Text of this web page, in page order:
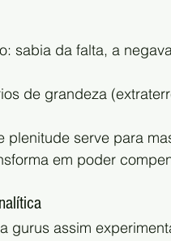
sabia da falta, a
de grandeza
plenitude serve para
em poder
gurus assim